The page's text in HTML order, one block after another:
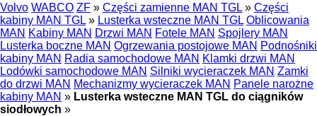
Volvo WABCO ZF » Części zamienne MAN TGL » Części
kabiny MAN TGL » Lusterka wsteczne MAN TGL Oblicowania
MAN Kabiny MAN Drzwi MAN Fotele MAN Spojlery MAN
Lusterka boczne MAN Ogrzewania postojowe MAN Podnośniki
kabiny MAN Radia samochodowe MAN Klamki drzwi MAN
Lodówki samochodowe MAN Silniki wycieraczek MAN Zamki
do drzwi MAN Mechanizmy wycieraczek MAN Panele narożne
kabiny MAN » Lusterka wsteczne MAN TGL do ciągników
siodłowych »